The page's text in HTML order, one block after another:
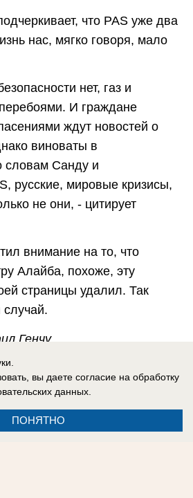
что PAS уже два
нас, мягко говоря, мало
нет, газ и
И граждане
ждут новостей о
виноваты в
словам Санду и
русские, мировые кризисы,
не они, - цитирует
внимание на то, что
Алайба, похоже, эту
страницы удалил. Так
случай.
Генчу
предлагает подписаться на
https://t.me/bloknotmd
- все
вы даете согласие на обработку
данных.
ПОНЯТНО